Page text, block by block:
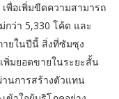
เพื่อเพิ่มขีดความสามารถ
ว่า 5,330 โค้ด และ
ยในปีนี้ สิ่งที่ซัมซุง
พิ่มยอดขายในระยะสั้น
นการสร้างตัวแทน